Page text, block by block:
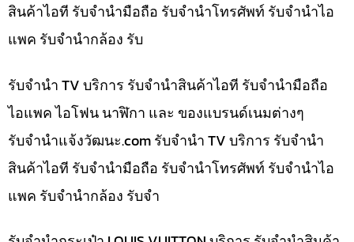
สินค้าไอที รับจำนำมือถือ รับจำนำโทรศัพท์ รับจำนำไอ
แพค รับจำนำกล้อง รับ
รับจำนำ TV บริการ รับจำนำสินค้าไอที รับจำนำมือถือ
ไอแพค ไอโฟน นาฬิกา และ ของแบรนด์เนมต่างๆ
รับจํานําแจ้งวัฒนะ.com รับจำนำ TV บริการ รับจำนำ
สินค้าไอที รับจำนำมือถือ รับจำนำโทรศัพท์ รับจำนำไอ
แพค รับจำนำกล้อง รับจำ